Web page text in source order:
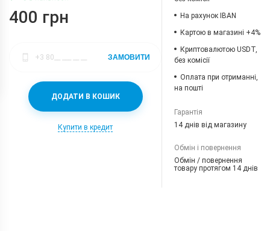
400 грн
ДОДАТИ В КОШИК
Купити в кредит
ЗАМОВИТИ
На рахунок IBAN
Картою в магазині +4%
Криптовалютою USDT,
без комісії
Оплата при отриманні,
на пошті
Гарантія
14 днів від магазину
Обмін і повернення
Обмін / повернення
товару протягом 14 днів